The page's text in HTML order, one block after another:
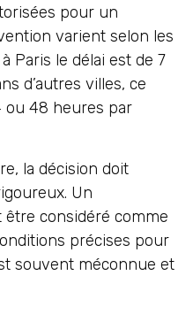
pour un
varient selon les
Paris le délai est de 7
d’autres villes, ce
ou 48 heures par
la décision doit
Un
considéré comme
précises pour
souvent méconnue et